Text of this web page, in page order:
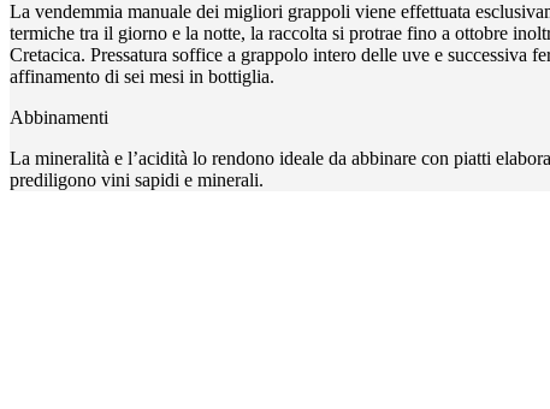
La vendemmia manuale dei migliori grappoli viene effettuata
termiche tra il giorno e la notte, la raccolta si protrae fino a ottobre
Cretacica. Pressatura soffice a grappolo intero delle uve e successiva
affinamento di sei mesi in bottiglia.
Abbinamenti
La mineralità e l’acidità lo rendono ideale da abbinare con piatti
prediligono vini sapidi e minerali.